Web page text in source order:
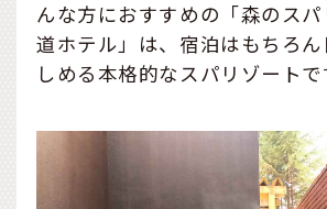
んな方におすすめの「森のス
道ホテル」は、宿泊はもちろ
しめる本格的なスパリゾートで